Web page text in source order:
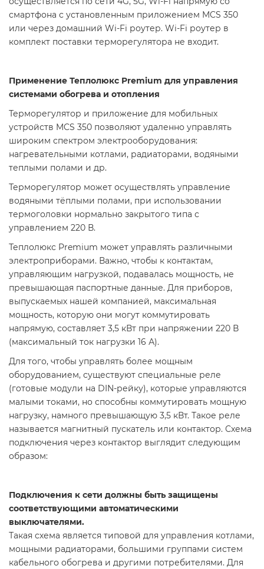
смартфона с установленным приложением MCS 350
или через домашний Wi-Fi роутер. Wi-Fi роутер в
комплект поставки терморегулятора не входит.
Применение Теплолюкс Premium для управления
системами обогрева и отопления
Терморегулятор и приложение для мобильных
устройств MCS 350 позволяют удаленно управлять
широким спектром электрооборудования:
нагревательными котлами, радиаторами, водяными
теплыми полами и др.
Терморегулятор может осуществлять управление
водяными тёплыми полами, при использовании
термоголовки нормально закрытого типа с
управлением 220 В.
Теплолюкс Premium может управлять различными
электроприборами. Важно, чтобы к контактам,
управляющим нагрузкой, подавалась мощность, не
превышающая паспортные данные. Для приборов,
выпускаемых нашей компанией, максимальная
мощность, которую они могут коммутировать
напрямую, составляет 3,5 кВт при напряжении 220 В
(максимальный ток нагрузки 16 А).
Для того, чтобы управлять более мощным
оборудованием, существуют специальные реле
(готовые модули на DIN-рейку), которые управляются
малыми токами, но способны коммутировать мощную
нагрузку, намного превышающую 3,5 кВт. Такое реле
называется магнитный пускатель или контактор. Схема
подключения через контактор выглядит следующим
образом:
Подключения к сети должны быть защищены
соответствующими автоматическими
выключателями.
Такая схема является типовой для управления котлами,
мощными радиаторами, большими группами систем
кабельного обогрева и другими потребителями. Для